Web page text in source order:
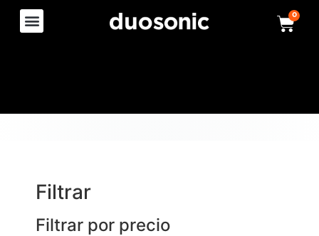
0
Filtrar
Filtrar por precio